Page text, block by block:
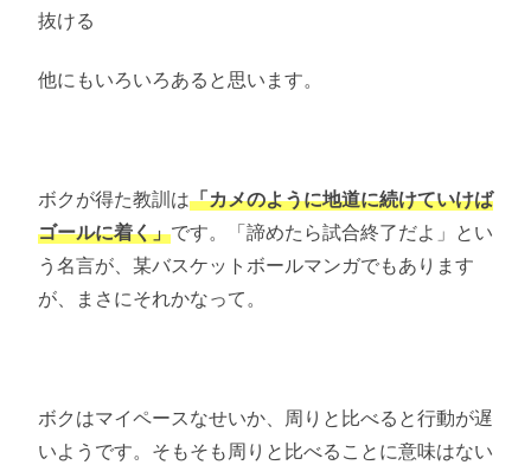
抜ける
他にもいろいろあると思います。
ボクが得た教訓は「カメのように地道に続けていけば
ゴールに着く」です。「諦めたら試合終了だよ」とい
う名言が、某バスケットボールマンガでもあります
が、まさにそれかなって。
ボクはマイペースなせいか、周りと比べると行動が遅
いようです。そもそも周りと比べることに意味はない